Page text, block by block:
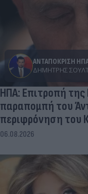
ΑΝΤΑΠΟΚΡΙΣΗ
ΔΗΜΉΤΡΗΣ
ΗΠΑ: Επιτροπή
παραπομπή του
περιφρόνηση του
06.08.2026